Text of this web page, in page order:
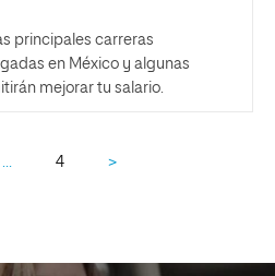
principales carreras
en México y algunas
mejorar tu salario.
… 4 >